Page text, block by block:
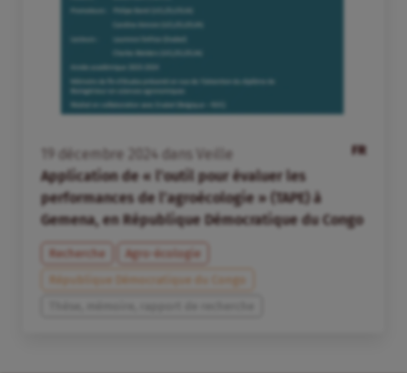
FR
décembre 2024 dans
Veille
Application de « l’outil pour évaluer les
performances de l’agroécologie » (TAPE) à
Gemena, en République Démocratique du Congo
Recherche
Agro-écologie
République Démocratique du Congo